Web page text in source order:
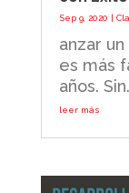
Sep 9, 2020 |
anzar
es más
años.
leer más